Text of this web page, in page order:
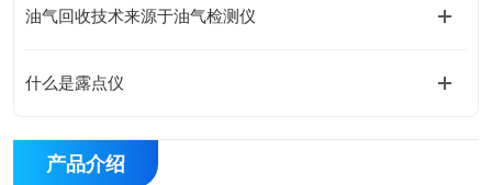
油气回收技术来源于油气检测仪
什么是露点仪
产品介绍